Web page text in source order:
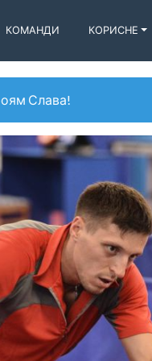
КОМАНДИ КОРИСНЕ
Слава!